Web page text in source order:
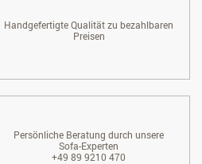
Handgefertigte Qualität zu bezahlbaren
Preisen
Persönliche Beratung durch unsere
Sofa-Experten
+49 89 9210 470